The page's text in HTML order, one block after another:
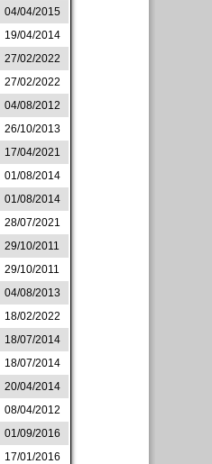
04/04/2015
19/04/2014
27/02/2022
27/02/2022
04/08/2012
26/10/2013
17/04/2021
01/08/2014
01/08/2014
28/07/2021
29/10/2011
29/10/2011
04/08/2013
18/02/2022
18/07/2014
18/07/2014
20/04/2014
08/04/2012
01/09/2016
17/01/2016